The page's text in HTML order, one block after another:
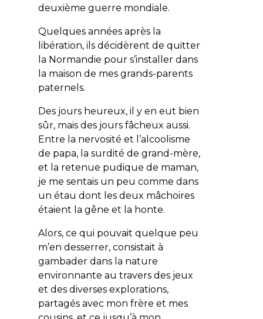
deuxième guerre mondiale.
Quelques années après la
libération, ils décidèrent de quitter
la Normandie pour s’installer dans
la maison de mes grands-parents
paternels.
Des jours heureux, il y en eut bien
sûr, mais des jours fâcheux aussi.
Entre la nervosité et l’alcoolisme
de papa, la surdité de grand-mère,
et la retenue pudique de maman,
je me sentais un peu comme dans
un étau dont les deux mâchoires
étaient la gêne et la honte.
Alors, ce qui pouvait quelque peu
m’en desserrer, consistait à
gambader dans la nature
environnante au travers des jeux
et des diverses explorations,
partagés avec mon frère et mes